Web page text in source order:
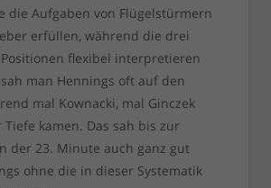
die Aufgaben von Flügelstürmern
erfüllen, während die drei
flexibel interpretieren
man Hennings oft auf den
mal Kownacki, mal Ginczek
kamen. Das sah bis zur
der 23. Minute auch ganz gut
ohne die in dieser Systematik